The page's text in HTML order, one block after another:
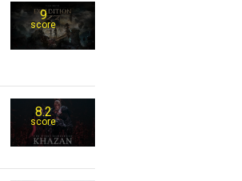
9
score
8.2
score